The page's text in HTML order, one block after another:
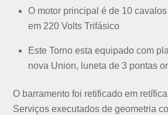
O motor principal é de 10
em 220 Volts Trifásico
Este Torno esta equipado com
nova Union, luneta de 3 pontas
O barramento foi retificado em
Serviços executados de geometria